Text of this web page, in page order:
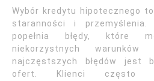
Wybór kredytu hipotecznego
staranności i
popełnia błędy, które
niekorzystnych
najczęstszych błędów jest
ofert. Klienci często